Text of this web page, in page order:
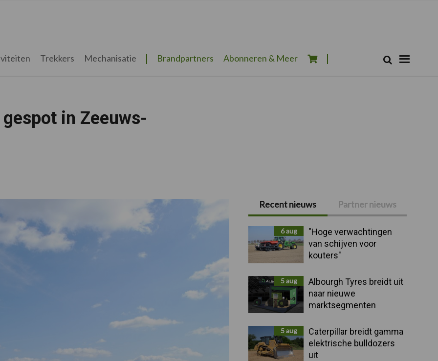
Trekkers Mechanisatie Brandpartners Abonneren & Meer Zoek
in Zeeuws-
Primaire
Sidebar
Recent nieuws Partner nieuws
6 aug
"Hoge verwachtingen
van schijven voor
kouters"
5 aug
Albourgh Tyres breidt uit
naar nieuwe
marktsegmenten
5 aug
Caterpillar breidt gamma
elektrische bulldozers
uit